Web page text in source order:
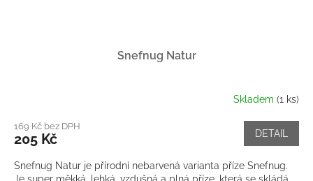
Snefnug Natur
Skladem (1 ks)
169 Kč bez DPH
205 Kč DETAIL
Snefnug Natur je přírodní nebarvená varianta příze Snefnug.